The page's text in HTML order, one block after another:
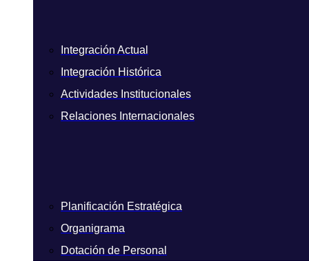
Integración Actual
Integración Histórica
Actividades Institucionales
Relaciones Internacionales
Planificación Estratégica
Organigrama
Dotación de Personal